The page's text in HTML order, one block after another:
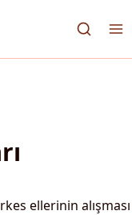
ellerinin alışması